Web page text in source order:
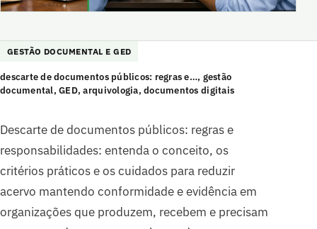
GESTÃO DOCUMENTAL E GED
descarte de documentos públicos: regras e…, gestão
documental, GED, arquivologia, documentos digitais
Descarte de documentos públicos: regras e
responsabilidades: entenda o conceito, os
critérios práticos e os cuidados para reduzir
acervo mantendo conformidade e evidência em
organizações que produzem, recebem e precisam